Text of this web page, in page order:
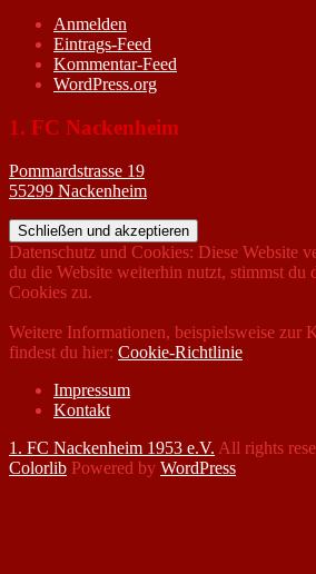
Anmelden
Eintrags-Feed
Kommentar-Feed
WordPress.org
1. FC Nackenheim
Pommardstrasse 19
55299 Nackenheim
Datenschutz und Cookies: Diese Website
du die Website weiterhin nutzt, stimmst du
Cookies zu.
Weitere Informationen, beispielsweise zur
findest du hier: Cookie-Richtlinie
Impressum
Kontakt
1. FC Nackenheim 1953 e.V. All rights
Colorlib Powered by WordPress